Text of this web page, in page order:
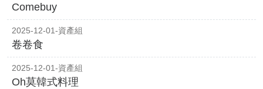
Comebuy
2025-12-01-資產組
卷卷食
2025-12-01-資產組
Oh莫韓式料理